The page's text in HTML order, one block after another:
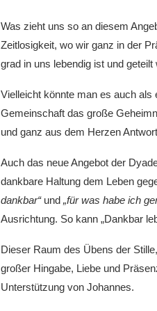
Was zieht uns so an diesem
Zeitlosigkeit, wo wir ganz in der
grad in uns lebendig ist und geteilt
Vielleicht könnte man es auch
Gemeinschaft das große
und ganz aus dem Herzen
Auch das neue Angebot der
dankbare Haltung dem Leben
dankbar“und „für was habe ich
Ausrichtung. So kann „Dankbar
Dieser Raum des Übens der
großer Hingabe, Liebe und
Unterstützung von Johannes.